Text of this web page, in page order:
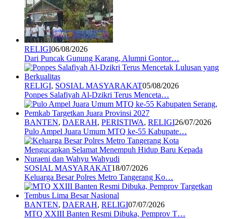
RELIGI06/08/2026
Dari Puncak Gunung Karang, Alumni Gontor…
RELIGI, SOSIAL MASYARAKAT05/08/2026
Ponpes Salafiyah Al-Dzikri Terus Menceta…
BANTEN, DAERAH, PERISTIWA, RELIGI26/07/2026
Pulo Ampel Juara Umum MTQ ke-55 Kabupate…
SOSIAL MASYARAKAT18/07/2026
Keluarga Besar Polres Metro Tangerang Ko…
BANTEN, DAERAH, RELIGI07/07/2026
MTQ XXIII Banten Resmi Dibuka, Pemprov T…